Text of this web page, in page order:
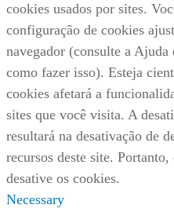
cookies usados por sites.
configuração de cookies
navegador (consulte a Ajuda
como fazer isso). Esteja
cookies afetará a
sites que você visita. A
resultará na desativação de
recursos deste site.
desative os cookies.
Necessary